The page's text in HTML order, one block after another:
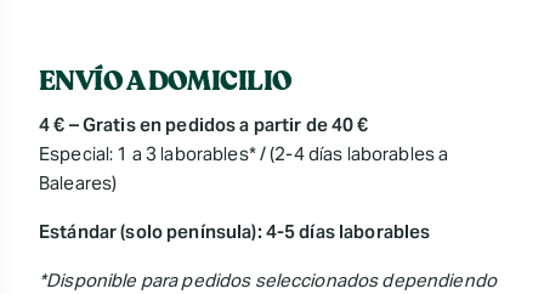
ENVÍO A DOMICILIO
4 € – Gratis en pedidos a partir de 40 €
Especial: 1 a 3 laborables* / (2-4 días laborables a
Baleares)
Estándar (solo península): 4-5 días laborables
*Disponible para pedidos seleccionados dependiendo